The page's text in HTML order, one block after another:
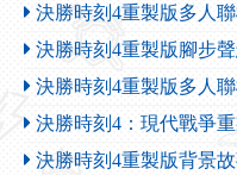
決勝時刻4重製版多人
決勝時刻4重製版腳步
決勝時刻4重製版多人
決勝時刻4：現代戰爭
決勝時刻4重製版背景